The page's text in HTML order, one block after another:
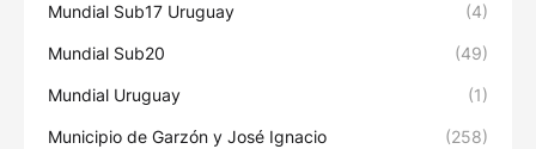
Mundial Sub17 Uruguay (4)
Mundial Sub20 (49)
Mundial Uruguay (1)
Municipio de Garzón y José Ignacio (258)